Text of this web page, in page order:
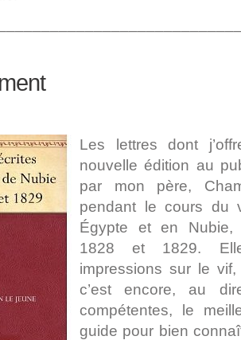
Les lettres dont
nouvelle édition au
par mon père,
pendant le cours du
Égypte et en
1828 et 1829.
impressions sur le
c’est encore, au
compétentes, le
guide pour bien